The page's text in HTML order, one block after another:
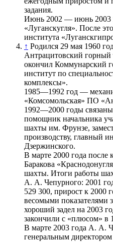
задания.
Июнь 2002 — июнь 2003
«Луганскугля». После
института
↑ Родился 29 мая 1960
Антрацитовский горный
окончил Коммунарский
институт по
комплексы».
1985—1992 год —
«Комсомольская» ПО
1992—2000 годы
помощник начальника
шахты им. Фрунзе,
производству, главный
Дзержинского.
В марте 2000 года после
Баракова
шахты. Итоги работы
А. А. Чепурного: 2001
529 300, прирост к 2000
весомыми показателями
хороший задел на 2003
закончили с «плюсом» в
В марте 2003 года А. А.
генеральным